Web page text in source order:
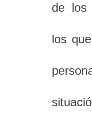
de los
los